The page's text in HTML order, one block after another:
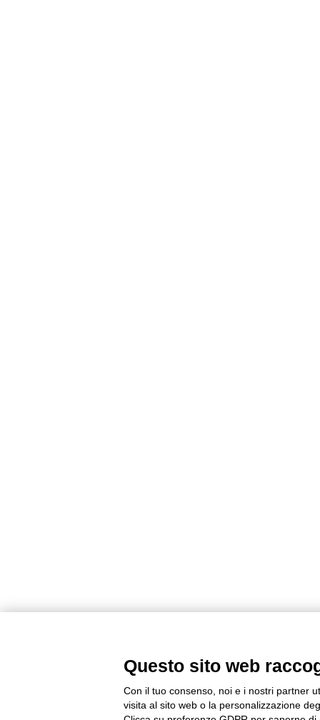
Questo sito web
Con il tuo consenso, noi e i nostri partner
visita al sito web o la personalizzazione